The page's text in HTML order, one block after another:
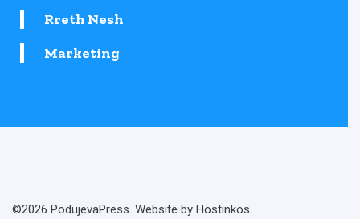
Rreth Nesh
Marketing
©2026 PodujevaPress. Website by Hostinkos.